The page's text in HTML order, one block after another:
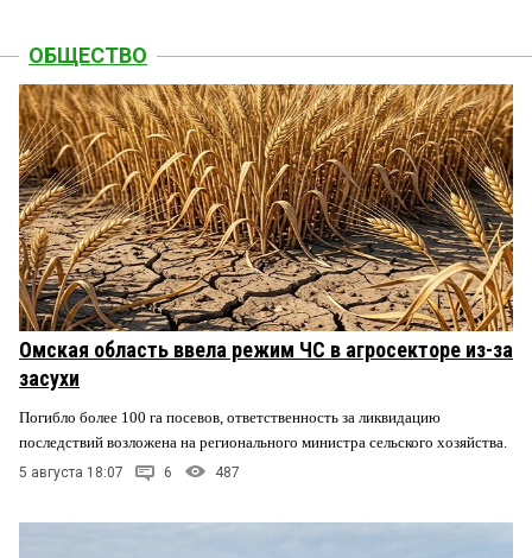
ОБЩЕСТВО
Омская область ввела режим ЧС в агросекторе из-за
засухи
Погибло более 100 га посевов, ответственность за ликвидацию
последствий возложена на регионального министра сельского хозяйства.
5 августа 18:07 6 487